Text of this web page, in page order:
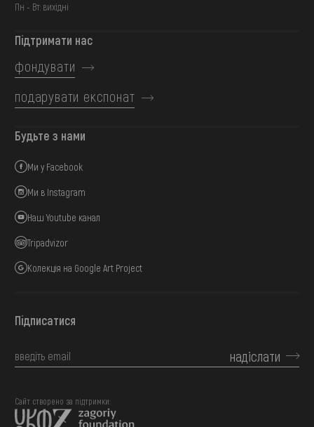
Пн - Вт: вихідні
Підтримати нас
фондувати
подарувати експонат
Будьте з нами
Ми у Facebook
Ми в Instagram
Наш Youtube канал
Tripadvizor
Колекція на Google Art Project
Підписатися
надіслати
Сайт створено за підтримки: